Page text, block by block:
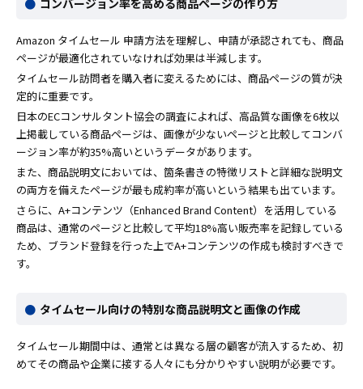
コンバージョン率を高める商品ページの作り方
Amazon タイムセール 申請方法を理解し、申請が承認されても、商品
ページが最適化されていなければ効果は半減します。
タイムセール訪問者を購入者に変えるためには、商品ページの質が決
定的に重要です。
日本のECコンサルタント協会の調査によれば、高品質な画像を6枚以
上掲載している商品ページは、画像が少ないページと比較してコンバ
ージョン率が約35%高いというデータがあります。
また、商品説明文においては、箇条書きの特徴リストと詳細な説明文
の両方を備えたページが最も成約率が高いという結果も出ています。
さらに、A+コンテンツ（Enhanced Brand Content）を活用している
商品は、通常のページと比較して平均18%高い販売率を記録している
ため、ブランド登録を行った上でA+コンテンツの作成も検討すべきで
す。
タイムセール向けの特別な商品説明文と画像の作成
タイムセール期間中は、通常とは異なる層の顧客が流入するため、初
めてその商品や企業に接する人々にも分かりやすい説明が必要です。